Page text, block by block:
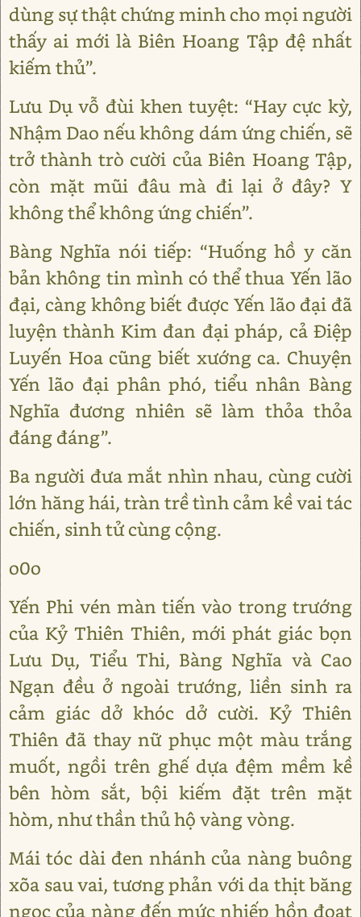
dùng sự thật chứng minh cho mọi người
thấy ai mới là Biên Hoang Tập đệ nhất
kiếm thủ”.
Lưu Dụ vỗ đùi khen tuyệt: “Hay cực kỳ,
Nhậm Dao nếu không dám ứng chiến, sẽ
trở thành trò cười của Biên Hoang Tập,
còn mặt mũi đâu mà đi lại ở đây? Y
không thể không ứng chiến”.
Bàng Nghĩa nói tiếp: “Huống hồ y căn
bản không tin mình có thể thua Yến lão
đại, càng không biết được Yến lão đại đã
luyện thành Kim đan đại pháp, cả Điệp
Luyến Hoa cũng biết xướng ca. Chuyện
Yến lão đại phân phó, tiểu nhân Bàng
Nghĩa đương nhiên sẽ làm thỏa thỏa
đáng đáng”.
Ba người đưa mắt nhìn nhau, cùng cười
lớn hăng hái, tràn trề tình cảm kề vai tác
chiến, sinh tử cùng cộng.
o0o
Yến Phi vén màn tiến vào trong trướng
của Kỷ Thiên Thiên, mới phát giác bọn
Lưu Dụ, Tiểu Thi, Bàng Nghĩa và Cao
Ngạn đều ở ngoài trướng, liền sinh ra
cảm giác dở khóc dở cười. Kỷ Thiên
Thiên đã thay nữ phục một màu trắng
muốt, ngồi trên ghế dựa đệm mềm kề
bên hòm sắt, bội kiếm đặt trên mặt
hòm, như thần thủ hộ vàng vòng.
Mái tóc dài đen nhánh của nàng buông
xõa sau vai, tương phản với da thịt băng
ngọc của nàng đến mức nhiếp hồn đoạt